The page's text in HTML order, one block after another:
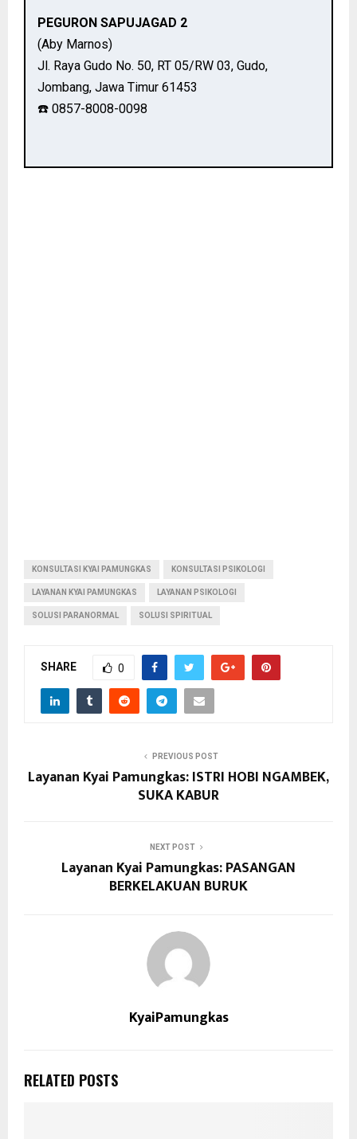
PEGURON SAPUJAGAD 2
(Aby Marnos)
Jl. Raya Gudo No. 50, RT 05/RW 03, Gudo,
Jombang, Jawa Timur 61453
☎️ 0857-8008-0098
KONSULTASI KYAI PAMUNGKAS KONSULTASI PSIKOLOGI
LAYANAN KYAI PAMUNGKAS LAYANAN PSIKOLOGI
SOLUSI PARANORMAL SOLUSI SPIRITUAL
SHARE 0
PREVIOUS POST
Layanan Kyai Pamungkas: ISTRI HOBI NGAMBEK,
SUKA KABUR
NEXT POST
Layanan Kyai Pamungkas: PASANGAN
BERKELAKUAN BURUK
KyaiPamungkas
RELATED POSTS